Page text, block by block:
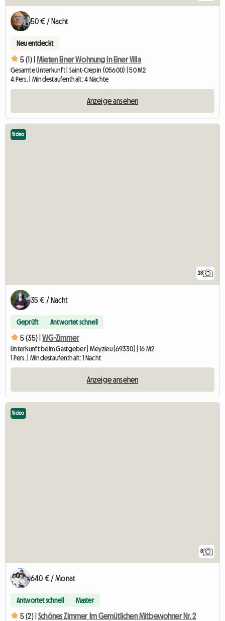
50 € / Nacht
Neu entdeckt
5 (1) | Mieten Einer Wohnung In Einer Villa
Gesamte Unterkunft | Saint-Crepin (05600) | 50 M2
4 Pers. | Mindestaufenthalt: 4 Nächte
Anzeige ansehen
28
Video
35 € / Nacht
Geprüft Antwortet schnell
5 (35) | WG-Zimmer
Unterkunft beim Gastgeber | Meyzieu (69330) | 16 M2
1 Pers. | Mindestaufenthalt: 1 Nacht
Anzeige ansehen
8
Video
640 € / Monat
Antwortet schnell Master
5 (2) | Schönes Zimmer Im Gemütlichen Mitbewohner Nr. 2